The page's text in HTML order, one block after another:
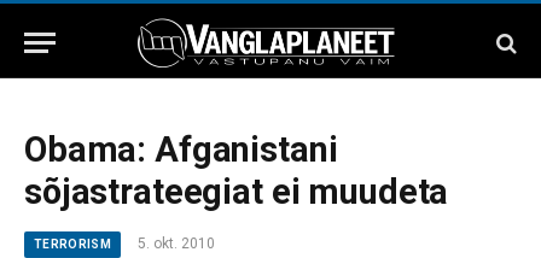
Obama: Afganistani
sõjastrateegiat ei muudeta
TERRORISM 5. okt. 2010